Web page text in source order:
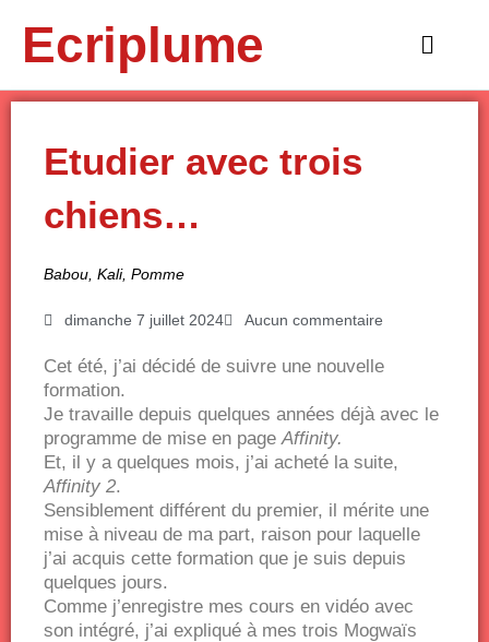
contenuEcriplume
Main
Etudier avec trois
chiens…
Babou, Kali, Pomme
dimanche 7 juillet 2024 Aucun commentaire
Cet été, j’ai décidé de suivre une nouvelle
formation.
Je travaille depuis quelques années déjà avec le
programme de mise en pageAffinity.
Et, il y a quelques mois, j’ai acheté la suite,
Affinity 2.
Sensiblement différent du premier, il mérite une
mise à niveau de ma part, raison pour laquelle
j’ai acquis cette formation que je suis depuis
quelques jours.
Comme j’enregistre mes cours en vidéo avec
son intégré, j’ai expliqué à mes trois Mogwaïs